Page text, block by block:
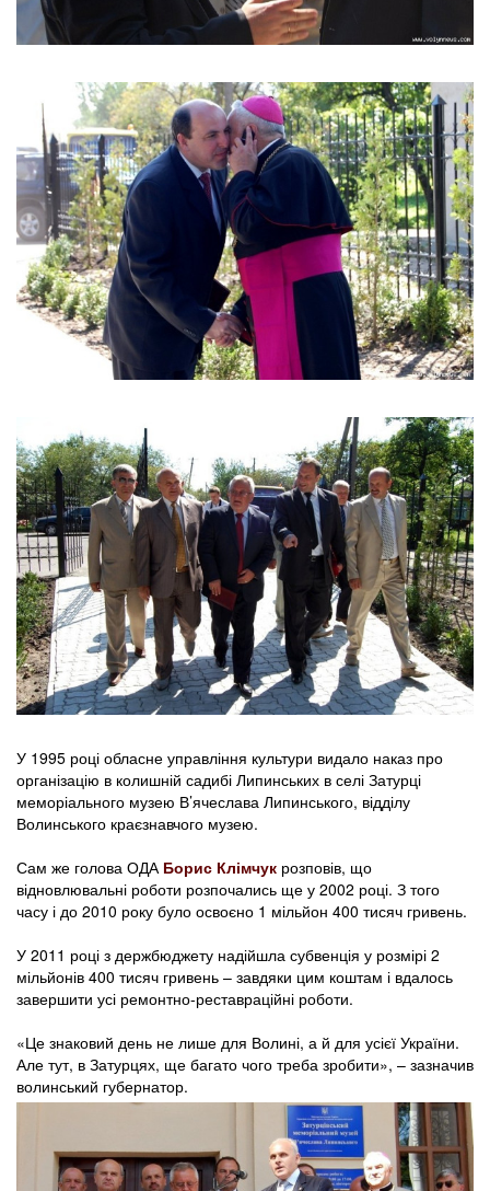
У 1995 році обласне управління культури видало наказ про
організацію в колишній садибі Липинських в селі Затурці
меморіального музею В’ячеслава Липинського, відділу
Волинського краєзнавчого музею.
Сам же голова ОДА Борис Клімчук розповів, що
відновлювальні роботи розпочались ще у 2002 році. З того
часу і до 2010 року було освоєно 1 мільйон 400 тисяч гривень.
У 2011 році з держбюджету надійшла субвенція у розмірі 2
мільйонів 400 тисяч гривень – завдяки цим коштам і вдалось
завершити усі ремонтно-реставраційні роботи.
«Це знаковий день не лише для Волині, а й для усієї України.
Але тут, в Затурцях, ще багато чого треба зробити», – зазначив
волинський губернатор.